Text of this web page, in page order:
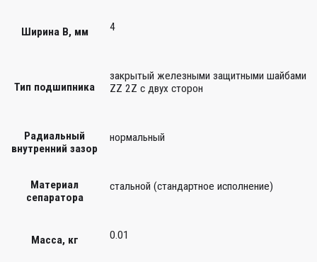
Ширина B, мм 4
Тип подшипника
закрытый железными защитными шайбами
ZZ 2Z c двух сторон
Радиальный
внутренний зазор
нормальный
Материал
сепаратора
стальной (стандартное исполнение)
Масса, кг 0.01